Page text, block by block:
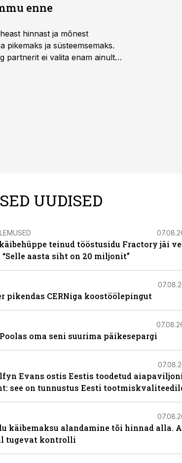
enne
hinnast ja mõnest
pikemaks ja süsteemsemaks.
partnerit ei valita enam ainult
UUDISED
teinud tööstusidu Fractory jäi
aasta siht on 20 miljonit”
pikendas CERNiga koostöölepingut
oma seni suurima päikesepargi
Evans ostis Eestis toodetud
see on tunnustus Eesti
käibemaksu alandamine tõi hinnad alla.
tugevat kontrolli